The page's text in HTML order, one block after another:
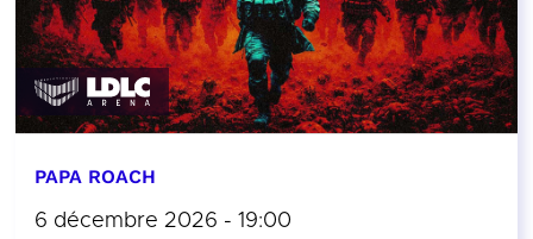
PAPA ROACH
6 décembre 2026 - 19:00